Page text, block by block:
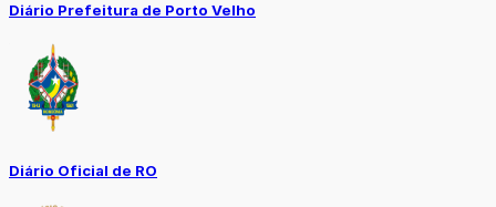
Diário Prefeitura de Porto Velho
Diário Oficial de RO